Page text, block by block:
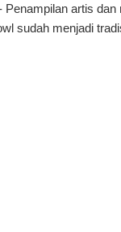
artis dan
sudah menjadi